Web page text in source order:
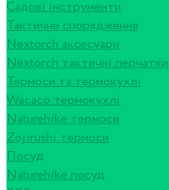
Садові інструменти
Тактичне спорядження
Nextorch аксесуари
Nextorch тактичні перчатки
Термоси та термокухлі
Wacaco термокухлі
Naturehike термоси
Zojirushi термоси
Посуд
Naturehike посуд